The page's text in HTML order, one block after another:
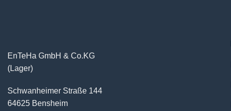
EnTeHa GmbH & Co.KG
(Lager)
Schwanheimer Straße 144
64625 Bensheim